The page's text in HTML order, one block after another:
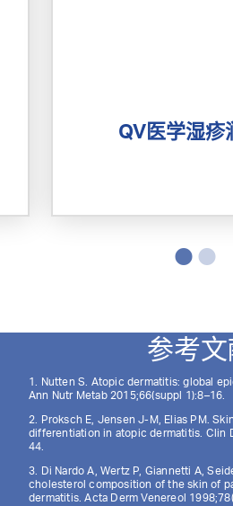
QV医学湿疹
参考
1. Nutten S. Atopic dermatitis: global
Ann Nutr Metab 2015;66(suppl 1):8–16.
2. Proksch E, Jensen J-M, Elias PM.
differentiation in atopic dermatitis. Clin
44.
3. Di Nardo A, Wertz P, Giannetti A,
cholesterol composition of the skin of
dermatitis. Acta Derm Venereol